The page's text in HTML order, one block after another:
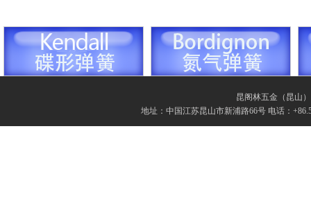
昆阁林五金（昆山
地址：中国江苏昆山市新浦路66号 电话：